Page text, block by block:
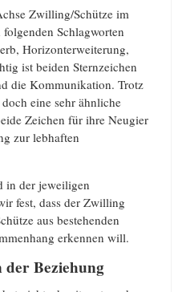
Zwilling/Schütze im
Schlagworten
Horizonterweiterung,
ist beiden Sternzeichen
die Kommunikation. Trotz
eine sehr ähnliche
Zeichen für ihre Neugier
zur lebhaften
in der jeweiligen
fest, dass der Zwilling
aus bestehenden
erkennen will.
der Beziehung